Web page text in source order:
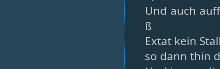
Und auch
ß
Extat kein
so dann thin